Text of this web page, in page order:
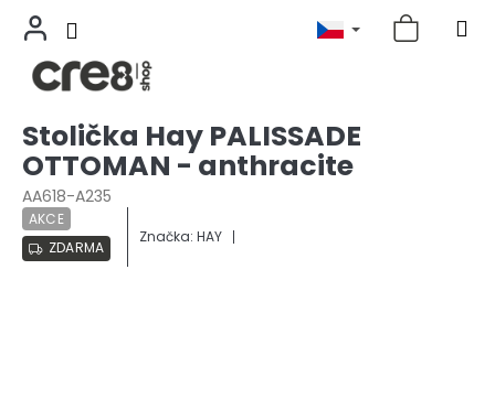
obsah
Stolička Hay PALISSADE
OTTOMAN - anthracite
AA618-A235
AKCE
ZDARMA
Značka:HAY